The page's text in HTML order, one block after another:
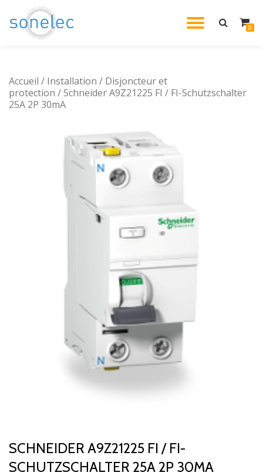
Aller
0
Accueil / Installation / Disjoncteur et
protection / Schneider A9Z21225 FI / FI-Schutzschalter
25A 2P 30mA
SCHNEIDER A9Z21225 FI / FI-
SCHUTZSCHALTER 25A 2P 30MA